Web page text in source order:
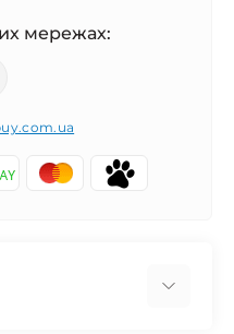
мережах: